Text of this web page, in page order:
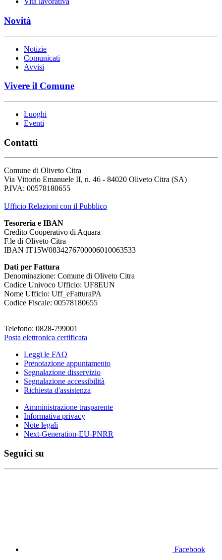
Novità
Notizie
Comunicati
Avvisi
Vivere il Comune
Luoghi
Eventi
Contatti
Comune di Oliveto Citra
Via Vittorio Emanuele II, n. 46 - 84020 Oliveto Citra (SA)
P.IVA: 00578180655
Ufficio Relazioni con il Pubblico
Tesoreria e IBAN
Credito Cooperativo di Aquara
F.le di Oliveto Citra
IBAN IT15W0834276700006010063533
Dati per Fattura
Denominazione: Comune di Oliveto Citra
Codice Univoco Ufficio: UF8EUN
Nome Ufficio: Uff_eFatturaPA
Codice Fiscale: 00578180655
Telefono: 0828-799001
Posta elettronica certificata
Leggi le FAQ
Prenotazione appuntamento
Segnalazione disservizio
Segnalazione accessibilità
Richiesta d'assistenza
Amministrazione trasparente
Informativa privacy
Note legali
Next-Generation-EU-PNRR
Seguici su
Facebook